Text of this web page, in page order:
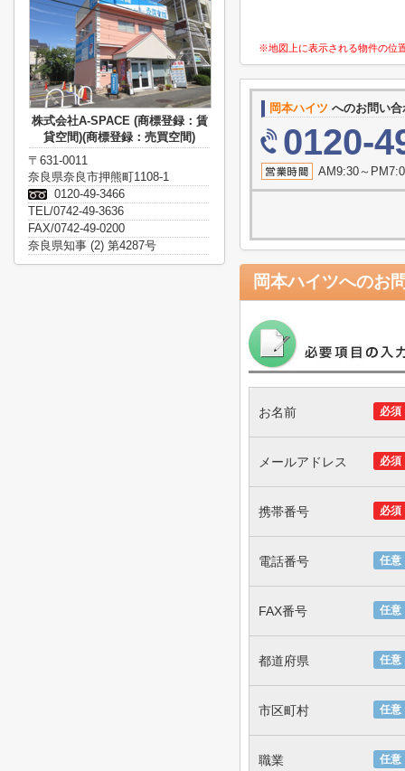
※地図上に表示される物件の位
岡本ハイツ へのお問い
0120-
AM9:30～
岡本ハイツへのお
必須
お名前
必須
メールアドレス
必須
携帯番号
任意
電話番号
任意
FAX番号
任意
都道府県
任意
市区町村
任意
職業
株式会社A-SPACE (商標登録：賃
貸空間)(商標登録：売買空間)
〒631-0011
奈良県奈良市押熊町1108-1
0120-49-3466
TEL/0742-49-3636
FAX/0742-49-0200
奈良県知事 (2) 第4287号